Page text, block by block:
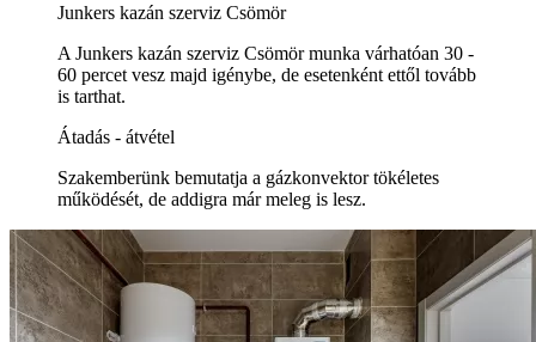
Junkers kazán szerviz Csömör
A Junkers kazán szerviz Csömör munka várhatóan 30 -
60 percet vesz majd igénybe, de esetenként ettől tovább
is tarthat.
Átadás - átvétel
Szakemberünk bemutatja a gázkonvektor tökéletes
működését, de addigra már meleg is lesz.